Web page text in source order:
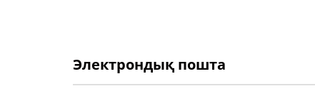
Электрондық пошта